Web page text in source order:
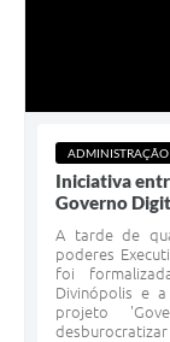
ADMINISTRAÇÃO
Iniciativa
Governo
A tarde de
poderes
foi
Divinópolis e
projeto
desburocratizar